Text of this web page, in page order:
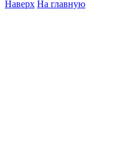
Наверх На главную